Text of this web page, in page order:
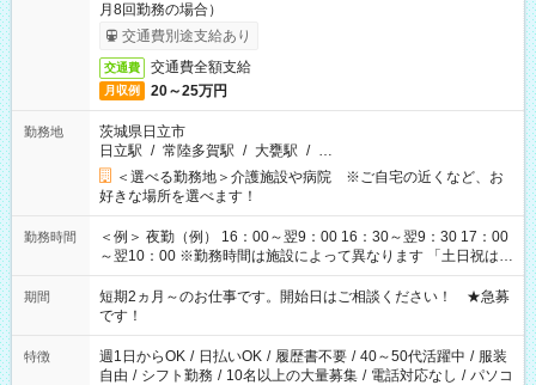
月8回勤務の場合）
交通費別途支給あり
交通費 交通費全額支給
月収例 20～25万円
勤務地
茨城県日立市
日立駅 / 常陸多賀駅 / 大甕駅 / …
＜選べる勤務地＞介護施設や病院 ※ご自宅の近くなど、お
好きな場所を選べます！
勤務時間
＜例＞ 夜勤（例） 16：00～翌9：00 16：30～翌9：30 17：00
～翌10：00 ※勤務時間は施設によって異なります 「土日祝は休
みたい」 「しっかり稼ぎたい」 「もう少し遅い時間から始めた
い」など ご希望にあったお仕事をご案内いたします。 ※未経験
の方の場合は1～2ヶ月間は日中での仕事を経験いただき、 お
仕事に慣れてからの夜勤になります。 ★家庭の都合でお休みが
必要な場合も遠慮なくご相談ください。
期間
短期2ヵ月～のお仕事です。開始日はご相談ください！ ★急募
です！
特徴 週1日からOK / 日払いOK / 履歴書不要 / 40～50代活躍中 / 服装
自由 / シフト勤務 / 10名以上の大量募集 / 電話対応なし / パソコ